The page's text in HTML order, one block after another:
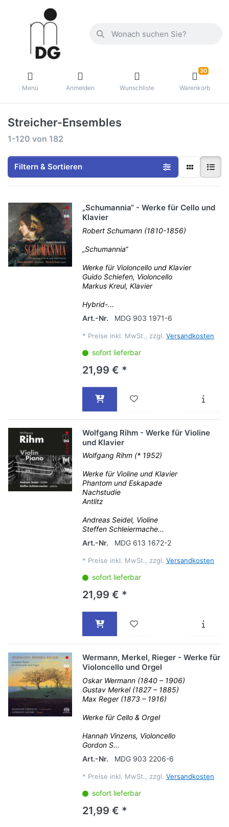
Menü Anmelden Wunschliste
30
Warenkorb
Streicher-Ensembles
1-120 von 182
Filtern & Sortieren
„Schumannia“ - Werke für Cello und
Klavier
Robert Schumann (1810-1856)
„Schumannia“
Werke für Violoncello und Klavier
Guido Schiefen, Violoncello
Markus Kreul, Klavier
Hybrid-...
Art.-Nr.
MDG 903 1971-6
* Preise inkl. MwSt., zzgl. Versandkosten
sofort lieferbar
21,99 € *
Wolfgang Rihm - Werke für Violine
und Klavier
Wolfgang Rihm (* 1952)
Werke für Violine und Klavier
Phantom und Eskapade
Nachstudie
Antlitz
Andreas Seidel, Violine
Steffen Schleiermache...
Art.-Nr.
MDG 613 1672-2
* Preise inkl. MwSt., zzgl. Versandkosten
sofort lieferbar
21,99 € *
Wermann, Merkel, Rieger - Werke für
Violoncello und Orgel
Oskar Wermann (1840 – 1906)
Gustav Merkel (1827 – 1885)
Max Reger (1873 – 1916)
Werke für Cello & Orgel
Hannah Vinzens, Violoncello
Gordon S...
Art.-Nr.
MDG 903 2206-6
* Preise inkl. MwSt., zzgl. Versandkosten
sofort lieferbar
21,99 € *